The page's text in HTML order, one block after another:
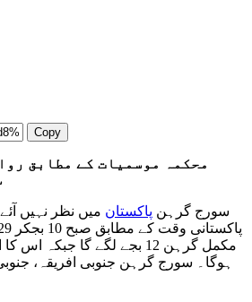
Copy
محکمہ موسمیات کے مطابق
سورج گرہن پاکستان میں نظر نہیں
ہوگا۔ سورج گرہن جنوبی افریقہ، جنوبی